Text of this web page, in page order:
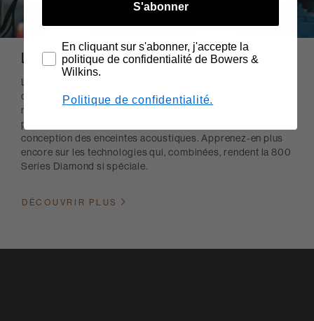
La science du son
L'innovation est au cœur de tout ce que nous faisons. Nous
questionnons, nous examinons, nous comprenons et puis
nous évoluons. Nous utilisons la modélisation informatique
pour explorer et réinventer tous les aspects de la
conception des enceintes acoustiques. Apprenez-en plus
encore sur les technologies qui, combinées, rendent la 800
Series Diamond si spéciale.
DÉCOUVRIR PLUS
S'abonner
En cliquant sur s'abonner, j'accepte la
politique de confidentialité de Bowers &
Wilkins.
Politique de confidentialité.